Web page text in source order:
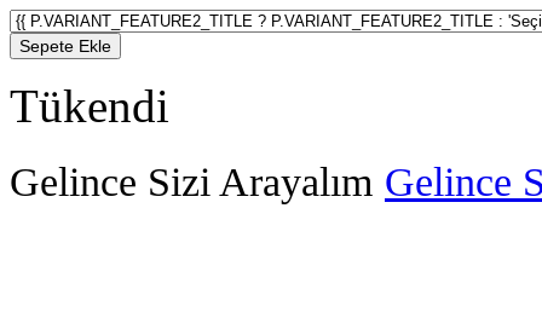
Sepete Ekle
Tükendi
Gelince Sizi Arayalım Gelince